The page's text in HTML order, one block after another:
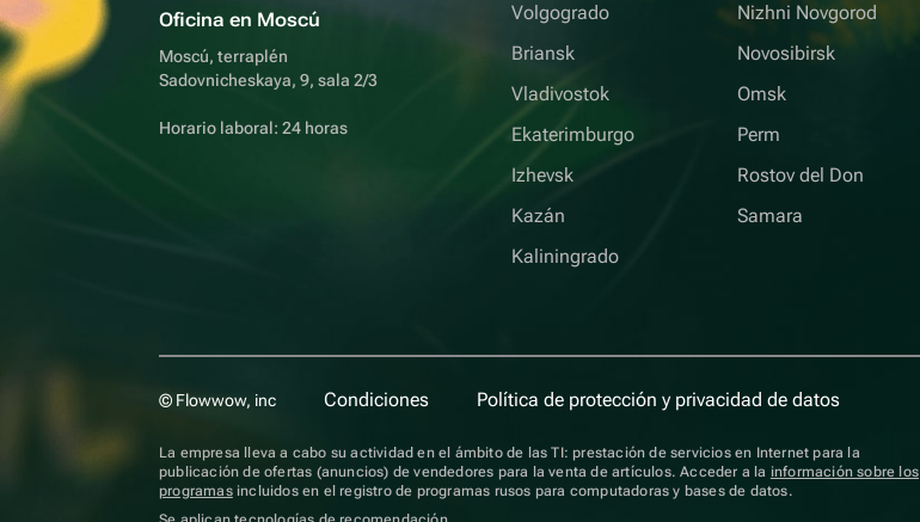
Oficina en Moscú
Moscú, terraplén
Sadovnicheskaya, 9, sala 2/3
Horario laboral: 24 horas
Volgogrado
Briansk
Vladivostok
Ekaterimburgo
Izhevsk
Kazán
Kaliningrado
Nizhni Novgorod
Novosibirsk
Omsk
Perm
Rostov del Don
Samara
© Flowwow, inc Condiciones Política de protección y privacidad de datos
La empresa lleva a cabo su actividad en el ámbito de las TI: prestación de servicios en Internet para la
publicación de ofertas (anuncios) de vendedores para la venta de artículos. Acceder a la información sobre los
programasincluidos en el registro de programas rusos para computadoras y bases de datos.